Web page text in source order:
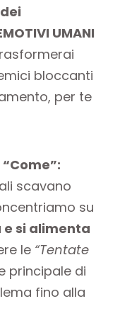
UMANI
bloccanti
per te
scavano
su
si alimenta
le “Tentate
principale di
fino alla